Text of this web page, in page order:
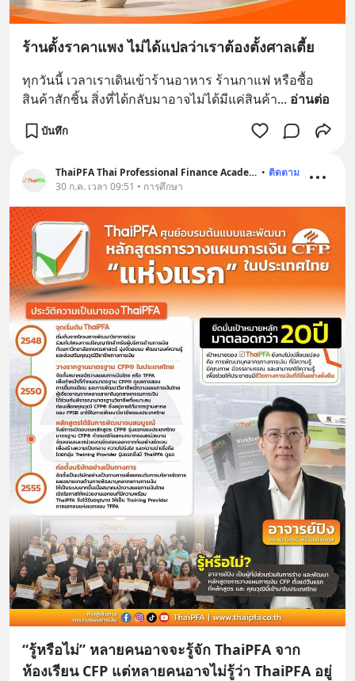
ร้านตั้งราคาแพง ไม่ได้แปลว่าเราต้องตั้งศาลเตี้ย
ทุกวันนี้ เวลาเราเดินเข้าร้านอาหาร ร้านกาแฟ หรือซื้อ
สินค้าสักชิ้น สิ่งที่ได้กลับมาอาจไม่ได้มีแค่สินค้า... อ่านต่อ
บันทึก
ThaiPFA Thai Professional Finance Academy • ติดตาม
30 ก.ค. เวลา 09:51 • การศึกษา
“รู้หรือไม่” หลายคนอาจจะรู้จัก ThaiPFA จาก
ห้องเรียน CFP แต่หลายคนอาจไม่รู้ว่า ThaiPFA อยู่